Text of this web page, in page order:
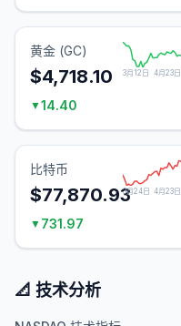
黄金 (GC)
$4,718.10 3月12日 4月23日
▼14.40
比特币
$77,870.933月24日 4月23日
▼ 731.97
📐 技术分析